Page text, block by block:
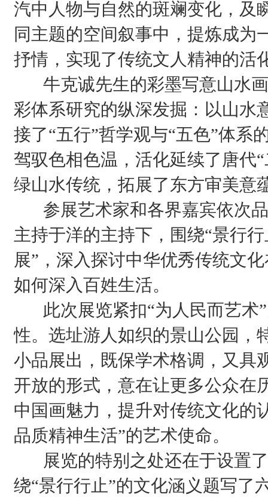
汽中人物与自然的斑斓变化，及
同主题的空间叙事中，提炼成为
抒情，实现了传统文人精神的活
牛克诚先生的彩墨写意山水画
彩体系研究的纵深发掘：以山水
接了“五行”哲学观与“五色”体系
驾驭色相色温，活化延续了唐代
绿山水传统，拓展了东方审美意
参展艺术家和各界嘉宾依次品
主持于洋的主持下，围绕“景行
展”，深入探讨中华优秀传统文
如何深入百姓生活。
此次展览紧扣“为人民而艺术”
性。选址游人如织的景山公园，
小品展出，既保学术格调，又具
开放的形式，意在让更多公众在
中国画魅力，提升对传统文化的
品质精神生活”的艺术使命。
展览的特别之处还在于设置了
绕“景行行止”的文化涵义题写了